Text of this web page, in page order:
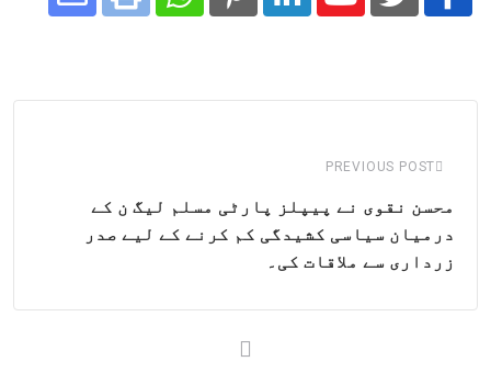
Youtube
LinkedIn
Pinterest
Whatsapp
Print
PREVIOUS POST
محسن نقوی نے پیپلز پارٹی مسلم لیگ ن کے
درمیان سیاسی کشیدگی کم کرنے کے لیے صدر
زرداری سے ملاقات کی۔